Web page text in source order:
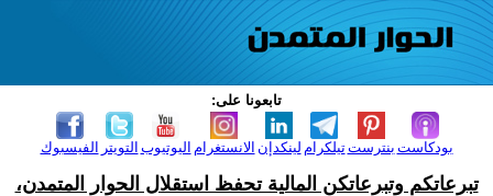
تابعونا على:
الفيسبوك التويتر اليوتيوب الانستغرام لينكدإن تيلكرامبنترست بودكاست
تبرعاتكم وتبرعاتكن المالية تحفظ استقلال الحوار المتمدن،